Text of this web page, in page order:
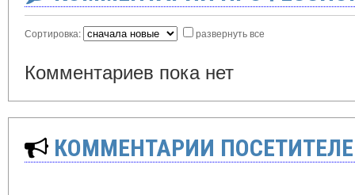
Сортировка: развернуть все
Комментариев пока нет
КОММЕНТАРИИ